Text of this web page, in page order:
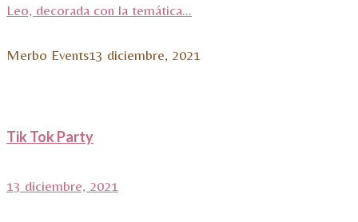
Leo, decorada con la temática...
Merbo Events13 diciembre, 2021
Tik Tok Party
13 diciembre, 2021